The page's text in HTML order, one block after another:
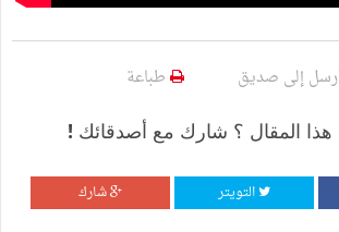
إلى صديق طباعة
المقال ؟ شارك مع أصدقائك !
التويتر شارك